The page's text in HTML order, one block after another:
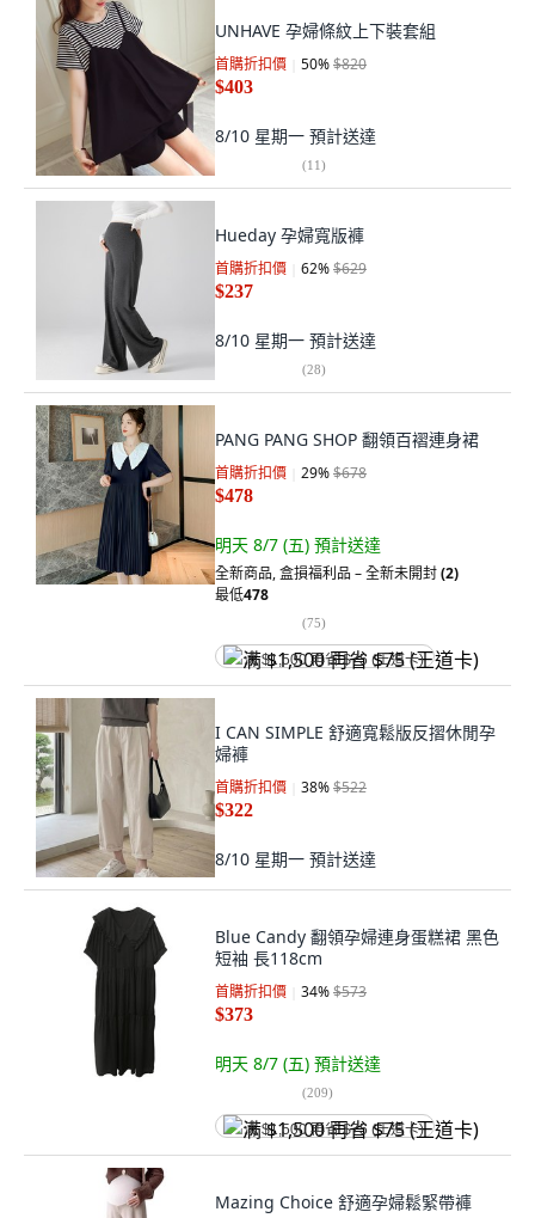
UNHAVE 孕婦條紋上下裝套組
首購折扣價 50%$820
$403
8/10 星期一 預計送達
(11)
Hueday 孕婦寬版褲
首購折扣價 62%$629
$237
8/10 星期一 預計送達
(28)
PANG PANG SHOP 翻領百褶連身裙
首購折扣價 29%$678
$478
明天 8/7 (五) 預計送達
全新商品,盒損福利品 – 全新未開封(2)
最低478
(75)
满 $1,500 再省 $75 (王道卡)
I CAN SIMPLE 舒適寬鬆版反摺休閒孕
婦褲
首購折扣價 38%$522
$322
8/10 星期一 預計送達
Blue Candy 翻領孕婦連身蛋糕裙 黑色
短袖 長118cm
首購折扣價 34%$573
$373
明天 8/7 (五) 預計送達
(209)
满 $1,500 再省 $75 (王道卡)
Mazing Choice 舒適孕婦鬆緊帶褲